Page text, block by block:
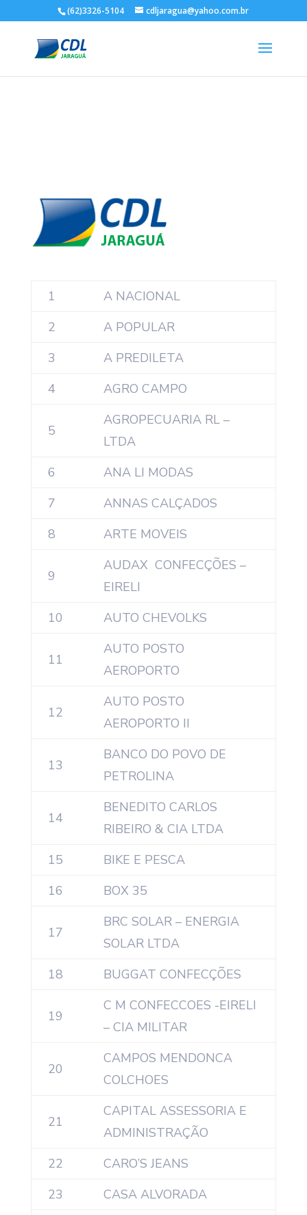
(62)3326-5104 cdljaragua@yahoo.com.br
1
A NACIONAL
2
A POPULAR
3
A PREDILETA
4
AGRO CAMPO
5
AGROPECUARIA RL –
LTDA
6
ANA LI MODAS
7
ANNAS CALÇADOS
8
ARTE MOVEIS
9
AUDAX CONFECÇÕES –
EIRELI
10
AUTO CHEVOLKS
11
AUTO POSTO
AEROPORTO
12
AUTO POSTO
AEROPORTO II
13
BANCO DO POVO DE
PETROLINA
14
BENEDITO CARLOS
RIBEIRO & CIA LTDA
15
BIKE E PESCA
16
BOX 35
17
BRC SOLAR – ENERGIA
SOLAR LTDA
18
BUGGAT CONFECÇÕES
19
C M CONFECCOES -EIRELI
– CIA MILITAR
20
CAMPOS MENDONCA
COLCHOES
21
CAPITAL ASSESSORIA E
ADMINISTRAÇÃO
22
CARO’S JEANS
23
CASA ALVORADA